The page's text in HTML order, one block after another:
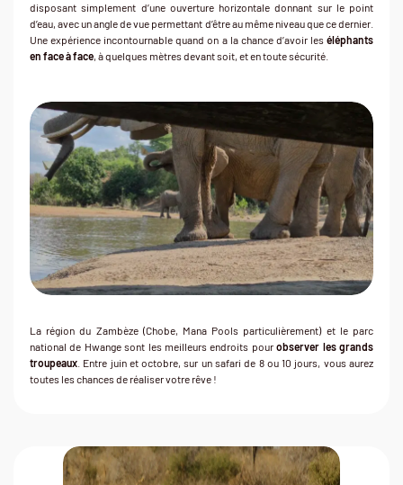
disposant simplement d’une ouverture horizontale donnant sur le point
d’eau, avec un angle de vue permettant d’être au même niveau que ce dernier.
Une expérience incontournable quand on a la chance d’avoir les éléphants
en face à face, à quelques mètres devant soit, et en toute sécurité.
La région du Zambèze (Chobe, Mana Pools particulièrement) et le parc
national de Hwange sont les meilleurs endroits pourobserver les grands
troupeaux . Entre juin et octobre, sur un safari de 8 ou 10 jours, vous aurez
toutes les chances de réaliser votre rêve !